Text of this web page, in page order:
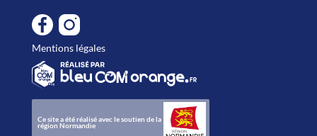
Mentions légales
Ce site a été réalisé avec le soutien de la
région Normandie